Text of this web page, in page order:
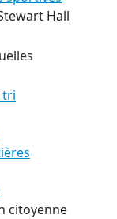
Hall
tri
citoyenne